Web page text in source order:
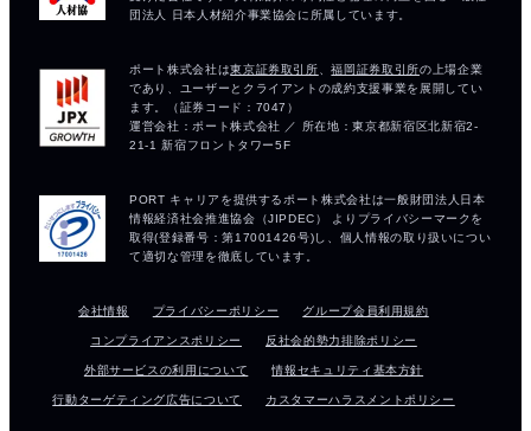
会社情報 プライバシーポリシー グループ会員利用規約
コンプライアンスポリシー 反社会的勢力排除ポリシー
外部サービスの利用について 情報セキュリティ基本方針
行動ターゲティング広告について カスタマーハラスメントポリシー